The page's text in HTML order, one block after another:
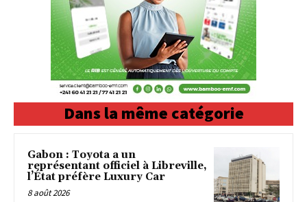
Dans la même catégorie
Gabon : Toyota a un
représentant officiel à Libreville,
l’État préfère Luxury Car
8 août 2026